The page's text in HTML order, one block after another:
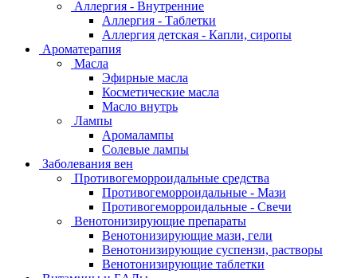
Аллергия - Внутренние
Аллергия - Таблетки
Аллергия детская - Капли, сиропы
Ароматерапия
Масла
Эфирные масла
Косметические масла
Масло внутрь
Лампы
Аромалампы
Солевые лампы
Заболевания вен
Противогеморроидальные средства
Противогеморроидальные - Мази
Противогеморроидальные - Свечи
Венотонизирующие препараты
Венотонизирующие мази, гели
Венотонизирующие суспензи, растворы
Венотонизирующие таблетки